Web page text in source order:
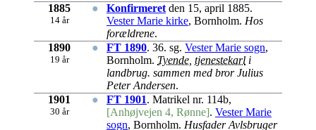
1885
14 år
● Konfirmeret den 15, april 1885.
Vester Marie kirke, Bornholm. Hos
forældrene.
1890
19 år
● FT 1890. 36. sg. Vester Marie sogn,
Bornholm. Tyende tjenestekarl i
landbrug. sammen med bror Julius
Peter Andersen.
1901
30 år
● FT 1901. Matrikel nr. 114b,
[Anhøjvejen 4, Rønne]. Vester Marie
sogn, Bornholm. Husfader Avlsbruger